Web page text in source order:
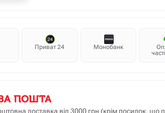
Приват 24 Монобанк
доставка від 3000 грн (крім посилок, що